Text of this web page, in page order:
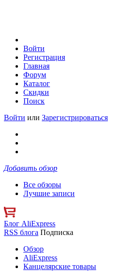
Войти
Регистрация
Главная
Форум
Каталог
Скидки
Поиск
Войти или Зарегистрироваться
Добавить обзор
Все обзоры
Лучшие записи
Блог AliExpress
RSS блога Подписка
Обзор
AliExpress
Канцелярские товары